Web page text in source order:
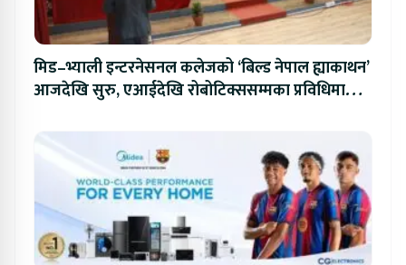
मिड–भ्याली इन्टरनेसनल कलेजको ‘बिल्ड नेपाल ह्याकाथन’
आजदेखि सुरु, एआईदेखि रोबोटिक्ससम्मका प्रविधिमा